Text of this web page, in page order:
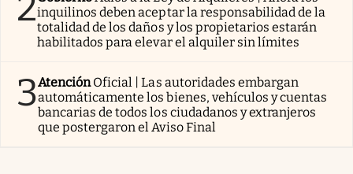
inquilinos deben aceptar la responsabilidad de la
totalidad de los daños y los propietarios estarán
habilitados para elevar el alquiler sin límites
3AtenciónOficial | Las autoridades embargan
automáticamente los bienes, vehículos y cuentas
bancarias de todos los ciudadanos y extranjeros
que postergaron el Aviso Final